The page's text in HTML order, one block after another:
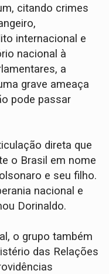
citando crimes
internacional e
nacional à
a
grave ameaça
pode passar
direta que
o Brasil em nome
e seu filho.
nacional e
Dorinaldo.
o grupo também
das Relações